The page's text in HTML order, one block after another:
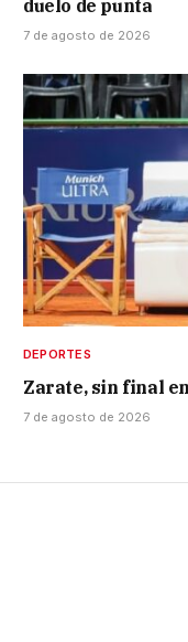
duelo de punta
7 de agosto de 2026
DEPORTES
Zarate, sin final
7 de agosto de 2026